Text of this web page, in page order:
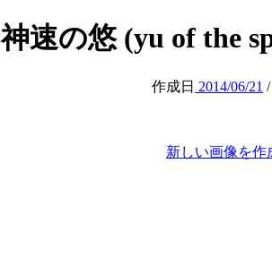
神速の悠 (yu of the
作成日 2014/06/21
新しい画像を作